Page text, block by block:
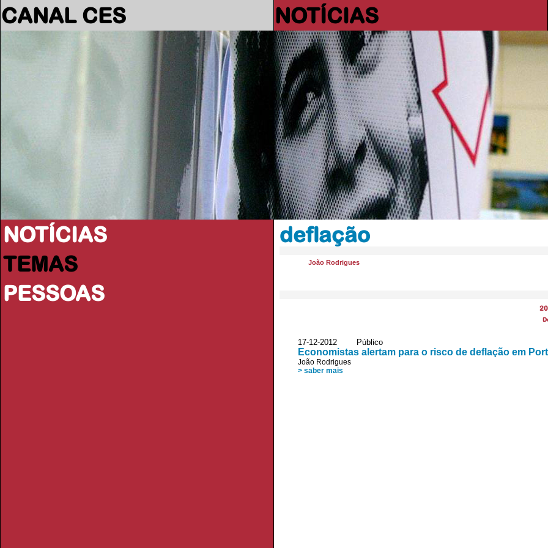
CANAL CES NOTÍCIAS
NOTÍCIAS
TEMAS
PESSOAS
deflação
João Rodrigues
17-12-2012 Público
Economistas alertam para o risco de deflação em
João Rodrigues
> saber mais